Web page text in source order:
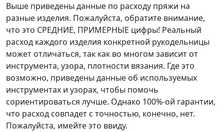
Выше приведены данные по расходу пряжи на
разные изделия. Пожалуйста, обратите внимание,
что это СРЕДНИЕ, ПРИМЕРНЫЕ цифры! Реальный
расход каждого изделия конкретной рукодельницы
может отличаться, так как во многом зависит от
инструмента, узора, плотности вязания. Где это
возможно, приведены данные об используемых
инструментах и узорах, чтобы помочь
сориентироваться лучше. Однако 100%-ой гарантии,
что расход совпадет с точностью, конечно, нет.
Пожалуйста, имейте это ввиду.